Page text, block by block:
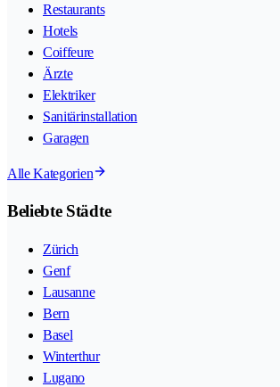
Restaurants
Hotels
Coiffeure
Ärzte
Elektriker
Sanitärinstallation
Garagen
Alle Kategorien
Beliebte Städte
Zürich
Genf
Lausanne
Bern
Basel
Winterthur
Lugano